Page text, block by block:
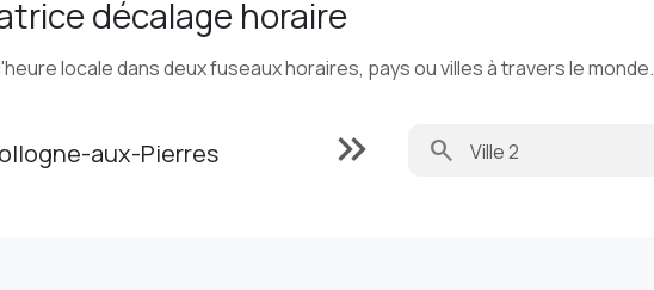
décalage horaire
locale dans deux fuseaux horaires, pays ou villes à travers le monde.
aux-Pierres keyboard_double_arrow_right search